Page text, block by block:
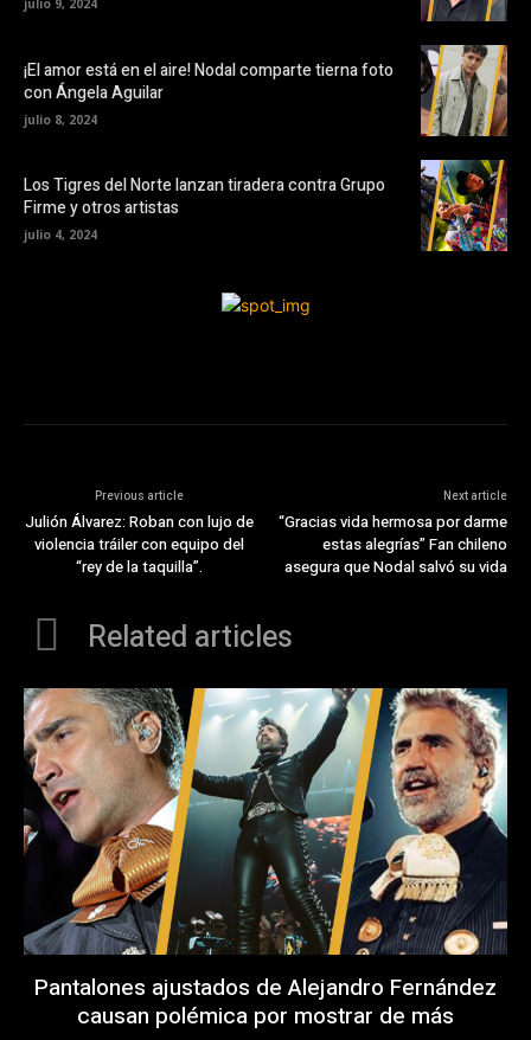
julio 9, 2024
¡El amor está en el aire! Nodal comparte tierna foto
con Ángela Aguilar
julio 8, 2024
Los Tigres del Norte lanzan tiradera contra Grupo
Firme y otros artistas
julio 4, 2024
Previous article
Julión Álvarez: Roban con lujo de
violencia tráiler con equipo del
“rey de la taquilla”.
Next article
“Gracias vida hermosa por darme
estas alegrías” Fan chileno
asegura que Nodal salvó su vida
Related articles
Pantalones ajustados de Alejandro Fernández
causan polémica por mostrar de más